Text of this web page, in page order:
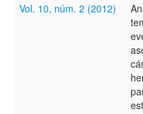
Vol. 10, núm. 2 (2012)